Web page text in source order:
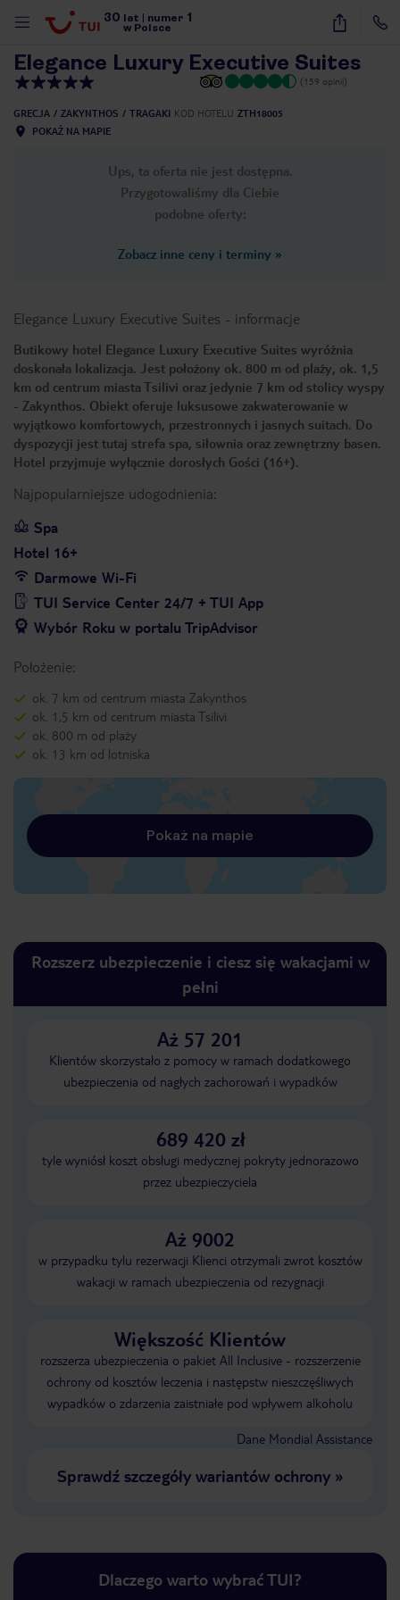
30 lat numer 1
w Polsce
40
Elegance Luxury Executive Suites
(159 opinii)
GRECJA ZAKYNTHOS TRAGAKI KOD HOTELU ZTH18005
POKAŻ NA MAPIE
Ups, ta oferta nie jest dostępna.
Przygotowaliśmy dla Ciebie
podobne oferty:
Zobacz inne ceny i terminy »
Elegance Luxury Executive Suites - informacje
Butikowy hotel Elegance Luxury Executive Suites wyróżnia
doskonała lokalizacja. Jest położony ok. 800 m od plaży, ok. 1,5
km od centrum miasta Tsilivi oraz jedynie 7 km od stolicy wyspy
- Zakynthos. Obiekt oferuje luksusowe zakwaterowanie w
wyjątkowo komfortowych, przestronnych i jasnych suitach. Do
dyspozycji jest tutaj strefa spa, siłownia oraz zewnętrzny basen.
Hotel przyjmuje wyłącznie dorosłych Gości (16+).
Najpopularniejsze udogodnienia:
Spa
Hotel 16+
Darmowe Wi-Fi
TUI Service Center 24/7 + TUI App
Wybór Roku w portalu TripAdvisor
Położenie:
ok. 7 km od centrum miasta Zakynthos
ok. 1,5 km od centrum miasta Tsilivi
ok. 800 m od plaży
ok. 13 km od lotniska
Pokaż na mapie
Rozszerz ubezpieczenie i ciesz się wakacjami w
pełni
Aż 57 201
Klientów skorzystało z pomocy w ramach dodatkowego
ubezpieczenia od nagłych zachorowań i wypadków
689 420 zł
tyle wyniósł koszt obsługi medycznej pokryty jednorazowo
przez ubezpieczyciela
Aż 9002
w przypadku tylu rezerwacji Klienci otrzymali zwrot kosztów
wakacji w ramach ubezpieczenia od rezygnacji
Większość Klientów
rozszerza ubezpieczenia o pakiet All Inclusive - rozszerzenie
ochrony od kosztów leczenia i następstw nieszczęśliwych
wypadków o zdarzenia zaistniałe pod wpływem alkoholu
Dane Mondial Assistance
Sprawdź szczegóły wariantów ochrony»
Dlaczego warto wybrać TUI?